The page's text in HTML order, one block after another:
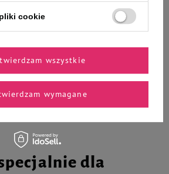
kg
+
33,47 zł / kg
- +
dla
cookie
wymagane
wszystkie